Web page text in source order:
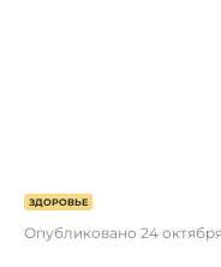
ЗДОРОВЬЕ
Опубликовано 24